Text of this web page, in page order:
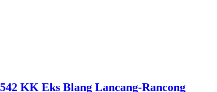
542 KK Eks Blang Lancang-Rancong